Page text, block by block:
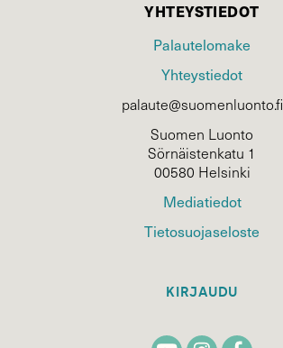
YHTEYSTIEDOT
Palautelomake
Yhteystiedot
palaute@suomenluonto.fi
Suomen Luonto
Sörnäistenkatu 1
00580 Helsinki
Mediatiedot
Tietosuojaseloste
KIRJAUDU